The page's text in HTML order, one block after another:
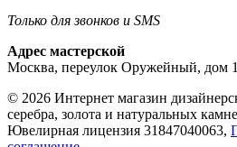
Только для звонков и SMS
Адрес мастерской
Москва, переулок Оружейный, дом
© 2026 Интернет магазин
серебра, золота и натуральных
Ювелирная лицензия 31847040063,